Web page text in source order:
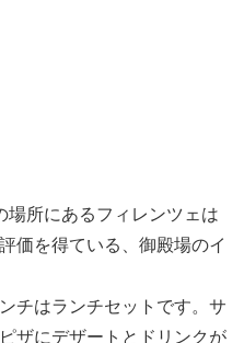
場所にあるフィレンツェは
価を得ている、御殿場のイ
チはランチセットです。サ
ザにデザートとドリンクが